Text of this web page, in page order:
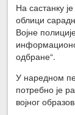
На састанку
облици
Војне
одбране“.
У наредном
потребно је
војног